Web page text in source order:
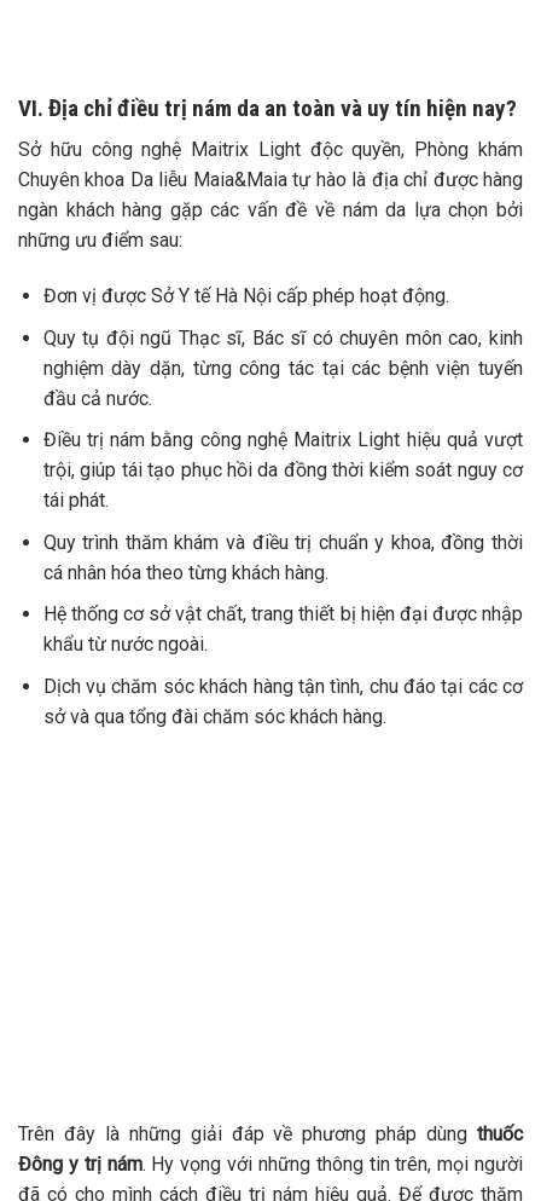
VI. Địa chỉ điều trị nám da an toàn và uy tín hiện nay?
Sở hữu công nghệ Maitrix Light độc quyền, Phòng khám
Chuyên khoa Da liễu Maia&Maia tự hào là địa chỉ được hàng
ngàn khách hàng gặp các vấn đề về nám da lựa chọn bởi
những ưu điểm sau:
Đơn vị được Sở Y tế Hà Nội cấp phép hoạt động.
Quy tụ đội ngũ Thạc sĩ, Bác sĩ có chuyên môn cao, kinh
nghiệm dày dặn, từng công tác tại các bệnh viện tuyến
đầu cả nước.
Điều trị nám bằng công nghệ Maitrix Light hiệu quả vượt
trội, giúp tái tạo phục hồi da đồng thời kiểm soát nguy cơ
tái phát.
Quy trình thăm khám và điều trị chuẩn y khoa, đồng thời
cá nhân hóa theo từng khách hàng.
Hệ thống cơ sở vật chất, trang thiết bị hiện đại được nhập
khẩu từ nước ngoài.
Dịch vụ chăm sóc khách hàng tận tình, chu đáo tại các cơ
sở và qua tổng đài chăm sóc khách hàng.
Trên đây là những giải đáp về phương pháp dùng thuốc
Đông y trị nám. Hy vọng với những thông tin trên, mọi người
đã có cho mình cách điều trị nám hiệu quả. Để được thăm